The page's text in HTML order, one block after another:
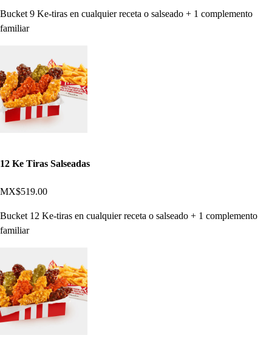
Bucket 9 Ke-tiras en cualquier receta o salseado + 1 complemento
familiar
12 Ke Tiras Salseadas
MX$519.00
Bucket 12 Ke-tiras en cualquier receta o salseado + 1 complemento
familiar